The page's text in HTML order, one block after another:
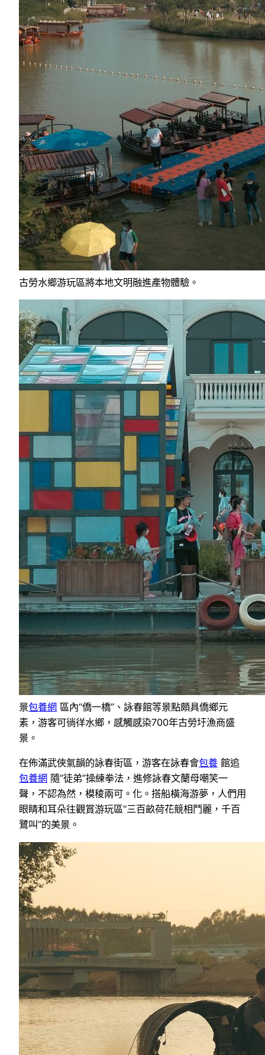
古勞水鄉游玩區將本地文明融進產物體驗。
景包養網 區內“僑一橋”、詠春館等景點頗具僑鄉元
素，游客可徜徉水鄉，感觸感染700年古勞圩漁商盛
景。
在佈滿武俠氣韻的詠春街區，游客在詠春會包養 館追
包養網 隨“徒弟”操練拳法，進修詠春文蘭母嘲笑一
聲，不認為然，模稜兩可。化。搭船橫海游夢，人們用
眼睛和耳朵往觀賞游玩區“三百畝荷花競相鬥麗，千百
鷺叫”的美景。